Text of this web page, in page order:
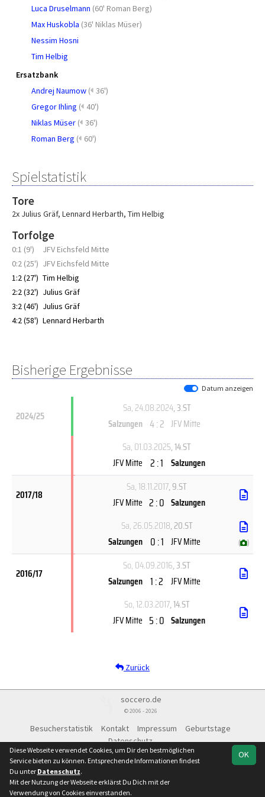
Team
Verbandsliga St.
Spielplan
Luca Druselmann (60' Roman Berg)
Max Huskobla (36' Niklas Müser)
Nessim Hosni
Tim Helbig
Ersatzbank
Andrej Naumow ( 36')
Gregor Ihling ( 40')
Niklas Müser ( 36')
Roman Berg ( 60')
Spielstatistik
Tore
2x Julius Gräf, Lennard Herbarth, Tim Helbig
Torfolge
0:1 (9')
JFV Eichsfeld Mitte
0:2 (25') JFV Eichsfeld Mitte
1:2 (27') Tim Helbig
2:2 (32') Julius Gräf
3:2 (46') Julius Gräf
4:2 (58') Lennard Herbarth
Bisherige Ergebnisse
Datum anzeigen
2024/25
Sa, 24.08.2024, 3.ST
Salzungen 4 : 2 JFV Mitte
Sa, 01.03.2025, 14.ST
JFV Mitte 2 : 1 Salzungen
2017/18
Sa, 18.11.2017, 9.ST
JFV Mitte 2 : 0 Salzungen
Sa, 26.05.2018, 20.ST
Salzungen 0 : 1 JFV Mitte ( )
2016/17
So, 04.09.2016, 3.ST
Salzungen 1 : 2 JFV Mitte
So, 12.03.2017, 14.ST
JFV Mitte 5 : 0 Salzungen
Zurück
soccero.de
© 2006 - 2026
Besucherstatistik Kontakt Impressum
Geburtstage
Datenschutz
OK
Diese Webseite verwendet Cookies, um Dir den bestmöglichen
Service bieten zu können. Entsprechende Informationen findest
Du unter Datenschutz.
Mit der Nutzung der Webseite erklärst Du Dich mit der
Verwendung von Cookies einverstanden.